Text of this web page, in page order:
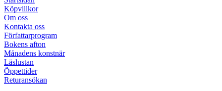
Köpvillkor
Om oss
Kontakta oss
Författarprogram
Bokens afton
Månadens konstnär
Läslustan
Öppettider
Returansökan